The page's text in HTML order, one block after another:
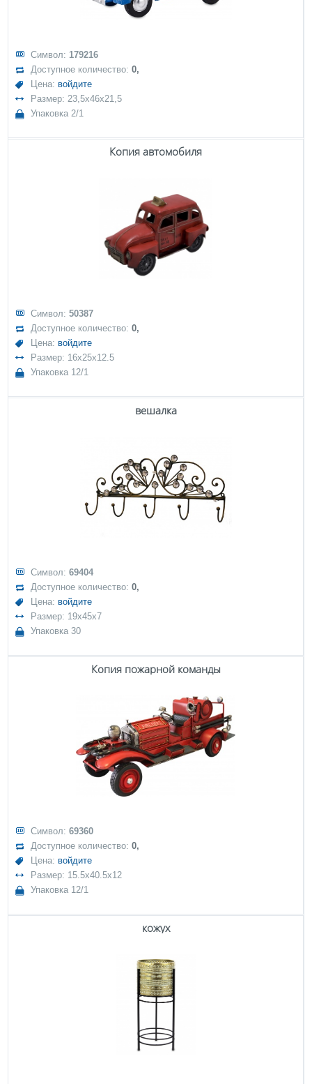
Символ: 179216
Доступное количество:0,
Цена: войдите
Размер: 23,5x46x21,5
Упаковка 2/1
Копия автомобиля
Символ:50387
Доступное количество:0,
Цена: войдите
Размер: 16x25x12.5
Упаковка 12/1
вешалка
Символ:69404
Доступное количество:0,
Цена: войдите
Размер: 19x45x7
Упаковка 30
Копия пожарной команды
Символ:69360
Доступное количество:0,
Цена: войдите
Размер: 15.5x40.5x12
Упаковка 12/1
кожух